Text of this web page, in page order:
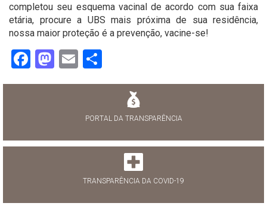
completou seu esquema vacinal de acordo com sua faixa
etária, procure a UBS mais próxima de sua residência,
nossa maior proteção é a prevenção, vacine-se!
Facebook
Mastodon
Email
PORTAL DA TRANSPARÊNCIA
TRANSPARÊNCIA DA COVID-19